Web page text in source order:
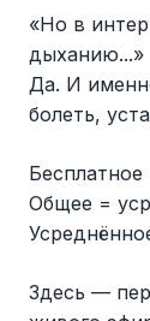
«Но в
дыханию...»
Да. И
болеть,
Общее =
Здесь —